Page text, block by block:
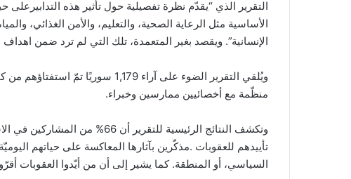
التقرير الذي “يقدّم نظرة تفصيلية حول تأثير هذه
الأساسية مثل الرعاية الصحية، والتعليم، والأمن الغذائي،
الإنسانية”. ويقصد بغير المتعمدة، تلك التي لم ترد ضمن اهداف
ويُلقي التقرير الضوء على آراء
منظّمة مع أخصائيين ممارسين وخبراء.
وتكشف النتائج الرئيسية للتقرير
تأييدهم للعقوبات .مذكّرين بآثارها المعاكسة على حياتهم
السياسي، أو المنطقة. كما يشير إلى أن من أيّدوا العقوبات